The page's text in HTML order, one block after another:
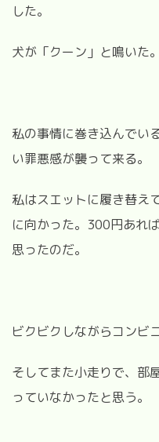
した。
犬が「クーン」と鳴いた
私の事情に巻き込んでい
い罪悪感が襲って来る。
私はスエットに履き替え
に向かった。 300円あれ
思ったのだ。
ビクビクしながらコンビ
そしてまた小走りで、部
っていなかったと思う。